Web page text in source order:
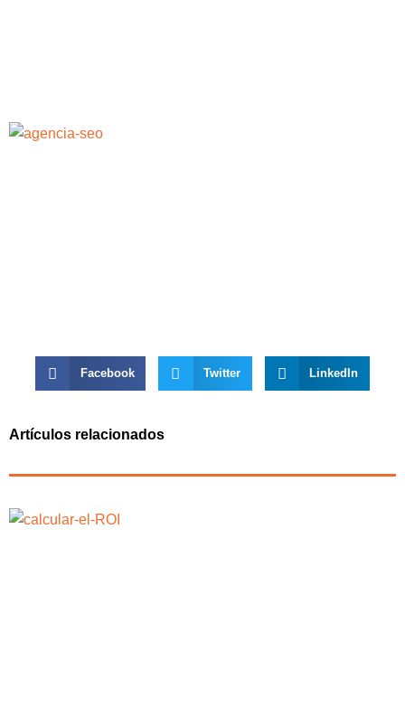
Facebook Twitter LinkedIn
Artículos relacionados